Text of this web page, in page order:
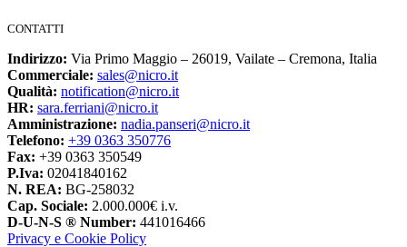
CONTATTI
Indirizzo: Via Primo Maggio – 26019, Vailate – Cremona, Italia
Commerciale: sales@nicro.it
Qualità: notification@nicro.it
HR: sara.ferriani@nicro.it
Amministrazione: nadia.panseri@nicro.it
Telefono: +39 0363 350776
Fax: +39 0363 350549
P.Iva: 02041840162
N. REA: BG-258032
Cap. Sociale: 2.000.000€ i.v.
D-U-N-S ® Number: 441016466
Privacy e Cookie Policy